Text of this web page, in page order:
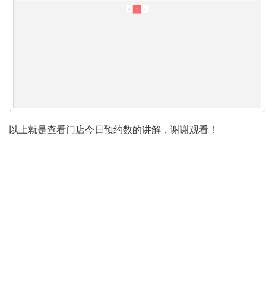
以上就是查看门店今日预约数的讲解，谢谢观看！